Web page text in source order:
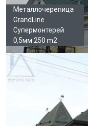
Металлочерепица
GrandLine
Супермонтерей
0,5мм 250 m2